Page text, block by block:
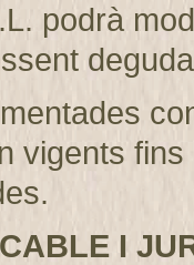
podrà
vigents
.
I